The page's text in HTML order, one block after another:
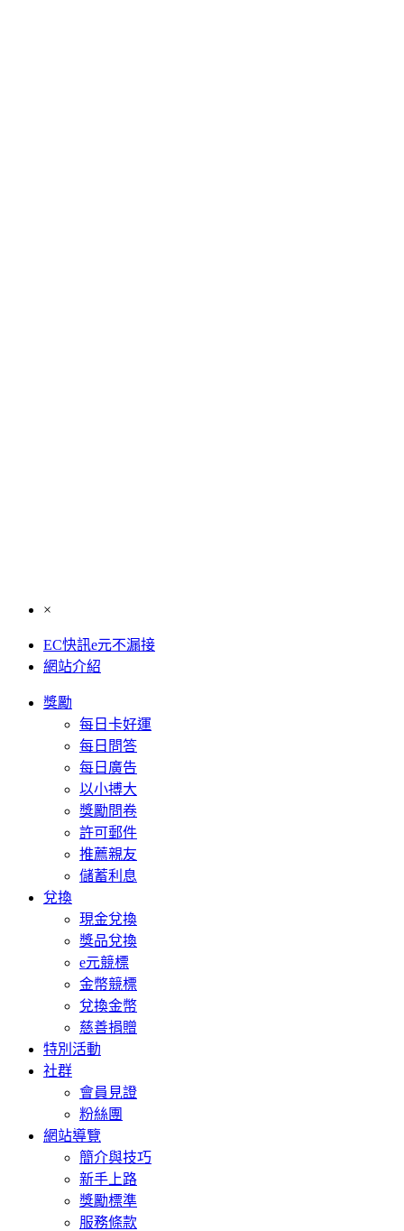
×
EC快訊e元不漏接
網站介紹
獎勵
每日卡好運
每日問答
每日廣告
以小搏大
獎勵問卷
許可郵件
推薦親友
儲蓄利息
兌換
現金兌換
獎品兌換
e元競標
金幣競標
兌換金幣
慈善捐贈
特別活動
社群
會員見證
粉絲團
網站導覽
簡介與技巧
新手上路
獎勵標準
服務條款